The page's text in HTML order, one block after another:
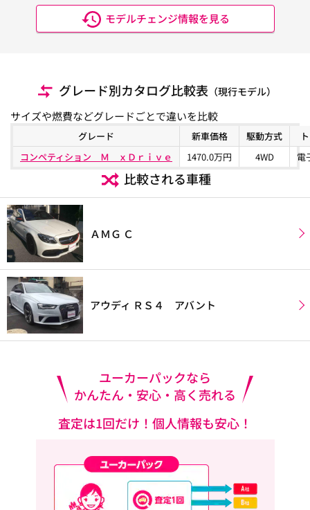
モデルチェンジ情報を見る
グレード別カタログ比較表 （現行モデル）
サイズや燃費などグレードごとで違いを比較
グレード 新車価格 駆動方式
コンペティション Ｍ ｘＤｒｉｖｅ
1470.0万円 4WD 電
比較される車種
ＡＭＧ Ｃ
アウディ ＲＳ４ アバント
ユーカーパックなら
かんたん・安心・高く売れる
査定は1回だけ！個人情報も安心！